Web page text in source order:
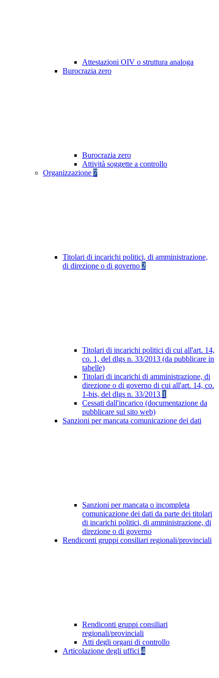
Attestazioni OIV o struttura analoga
Burocrazia zero
Burocrazia zero
Attività soggette a controllo
Organizzazione 7
Titolari di incarichi politici, di amministrazione,
di direzione o di governo 2
Titolari di incarichi politici di cui all'art. 14,
co. 1, del dlgs n. 33/2013 (da pubblicare in
tabelle)
Titolari di incarichi di amministrazione, di
direzione o di governo di cui all'art. 14, co.
1-bis, del dlgs n. 33/2013 1
Cessati dall'incarico (documentazione da
pubblicare sul sito web)
Sanzioni per mancata comunicazione dei dati
Sanzioni per mancata o incompleta
comunicazione dei dati da parte dei titolari
di incarichi politici, di amministrazione, di
direzione o di governo
Rendiconti gruppi consiliari regionali/provinciali
Rendiconti gruppi consiliari
regionali/provinciali
Atti degli organi di controllo
Articolazione degli uffici 4